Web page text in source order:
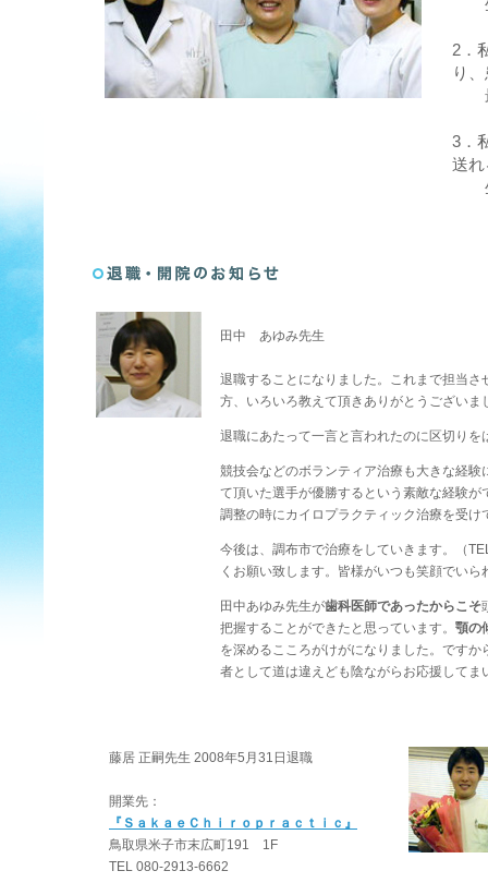
生
2．
り
最
3．
送れ
生
田中 あゆみ先生
退職することになりました。これまで担当
方、いろいろ教えて頂きありがとうございま
退職にあたって一言と言われたのに区切り
競技会などのボランティア治療も大きな経
て頂いた選手が優勝するという素敵な経験
調整の時にカイロプラクティック治療を受
今後は、調布市で治療をしていきます。（
くお願い致します。皆様がいつも笑顔でい
田中あゆみ先生が歯科医師であったからこそ
把握することができたと思っています。 顎の
を深めるこころがけがになりました。ですか
者として道は違えども陰ながらお応援して
藤居 正嗣先生 2008年5月31日退職
開業先：
『ＳａｋａｅＣｈｉｒｏｐｒａｃｔｉｃ』
鳥取県米子市末広町191 1F
TEL 080-2913-6662